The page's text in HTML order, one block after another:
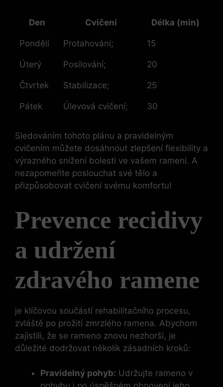
Den Cvičení Délka (min)
Pondělí Protahování; 15
Úterý Posilování; 20
Čtvrtek Stabilizace; 25
Pátek Úlevová cvičení; 30
Sledováním tohoto plánu a pravidelným
cvičením můžete dosáhnout zlepšení flexibility a
výrazného snížení bolesti ve vašem rameni. A
nezapomeňte poslouchat své tělo a
přizpůsobovat cvičení svému komfortu!
Prevence recidivy
a udržení
zdravého ramene
je klíčovou součástí rehabilitačního procesu,
zvláště po prožití zmrzlého ramena. Abychom
zajistili, že se rameno znovu nezhorší, je
důležité dodržovat několik zásadních kroků:
Pravidelný pohyb: Udržujte rameno v